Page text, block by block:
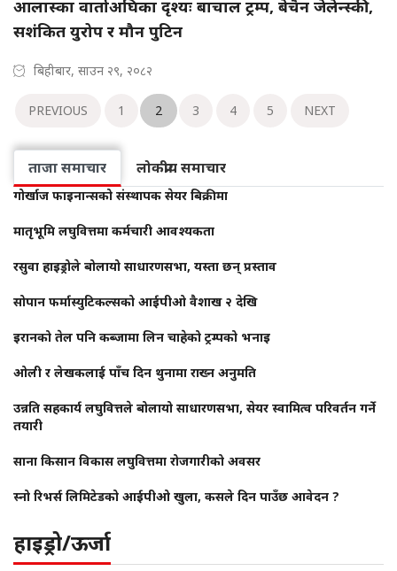
आलास्का वार्ताअघिका दृश्यः बाचाल ट्रम्प, बेचैन जेलेन्स्की,
सशंकित युरोप र मौन पुटिन
बिहीबार, साउन २९, २०८२
PREVIOUS 1 2 3 4 5 NEXT
ताजा समाचार लोकप्रीय समाचार
गोर्खाज फाइनान्सको संस्थापक सेयर बिक्रीमा
मातृभूमि लघुवित्तमा कर्मचारी आवश्यकता
रसुवा हाइड्रोले बोलायो साधारणसभा, यस्ता छन् प्रस्ताव
सोपान फर्मास्युटिकल्सको आईपीओ वैशाख २ देखि
इरानको तेल पनि कब्जामा लिन चाहेको ट्रम्पको भनाइ
ओली र लेखकलाई पाँच दिन थुनामा राख्न अनुमति
उन्नति सहकार्य लघुवित्तले बोलायो साधारणसभा, सेयर स्वामित्व परिवर्तन गर्ने
तयारी
साना किसान विकास लघुवित्तमा रोजगारीको अवसर
स्नो रिभर्स लिमिटेडको आईपीओ खुला, कसले दिन पाउँछ आवेदन ?
हाइड्रो/ऊर्जा